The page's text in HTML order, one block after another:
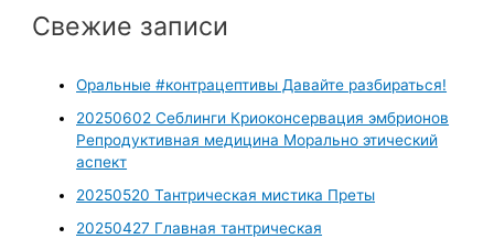
Свежие записи
Оральные #контрацептивы Давайте разбираться!
20250602 Себлинги Криоконсервация эмбрионов
Репродуктивная медицина Морально этический
аспект
20250520 Тантрическая мистика Преты
20250427 Главная тантрическая